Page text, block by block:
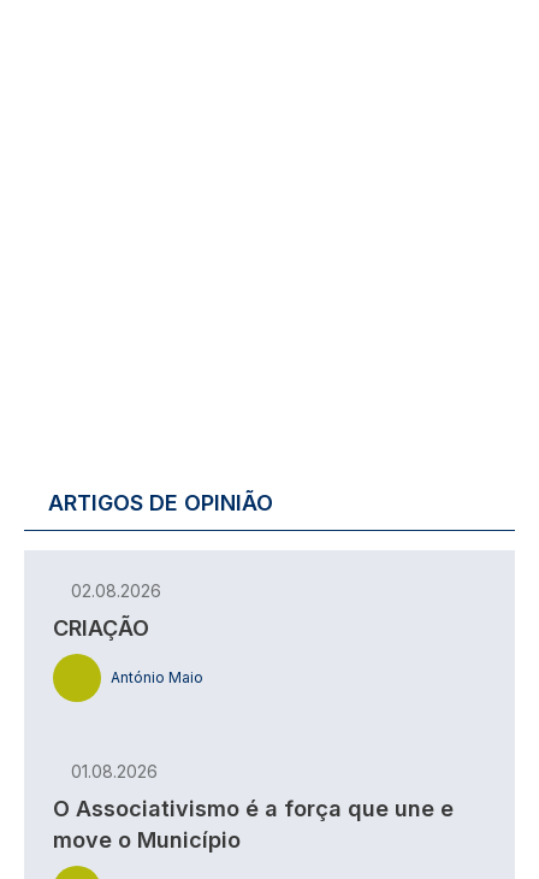
ARTIGOS DE OPINIÃO
02.08.2026
CRIAÇÃO
António Maio
01.08.2026
O Associativismo é a força que une e
move o Município